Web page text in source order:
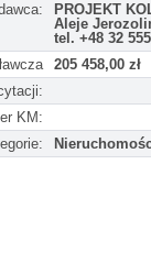
PROJEKT
Aleje
tel. +48 32
205 458,00 zł
KM: